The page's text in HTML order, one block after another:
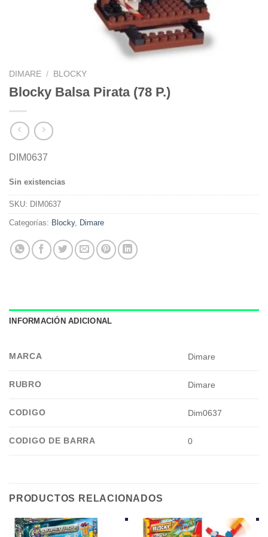
DIMARE / BLOCKY
Blocky Balsa Pirata (78 P.)
DIM0637
Sin existencias
SKU: DIM0637
Categorías: Blocky, Dimare
INFORMACIÓN ADICIONAL
MARCA Dimare
RUBRO Dimare
CODIGO Dim0637
CODIGO DE BARRA 0
PRODUCTOS RELACIONADOS